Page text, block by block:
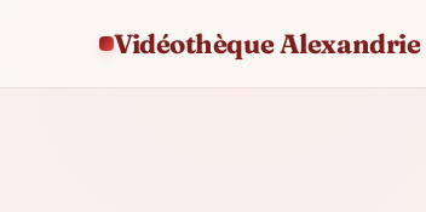
Vidéothèque Alexandrie